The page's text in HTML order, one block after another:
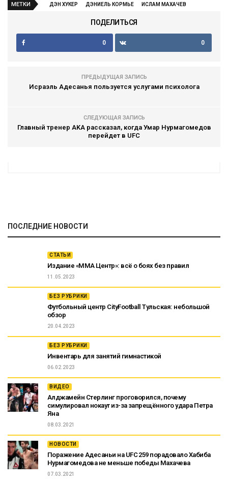
МЕТКИ ДЭН ХУКЕР ДЭНИЕЛЬ КОРМЬЕ ИСЛАМ МАХАЧЕВ
ПОДЕЛИТЬСЯ
0 0
ПРЕДЫДУЩАЯ ЗАПИСЬ
Исраэль Адесанья пользуется услугами психолога
СЛЕДУЮЩАЯ ЗАПИСЬ
Главный тренер AKA рассказал, когда Умар Нурмагомедов
перейдет в UFC
ПОСЛЕДНИЕ НОВОСТИ
СТАТЬИ
Издание «ММА Центр»: всё о боях без правил
11.05.2023
БЕЗ РУБРИКИ
Футбольный центр CityFootball Тульская: небольшой
обзор
20.04.2023
БЕЗ РУБРИКИ
Инвентарь для занятий гимнастикой
06.02.2023
ВИДЕО
Алджамейн Стерлинг проговорился, почему
симулировал нокаут из-за запрещённого удара Петра
Яна
08.03.2021
НОВОСТИ
Поражение Адесаньи на UFC 259 порадовало Хабиба
Нурмагомедова не меньше победы Махачева
07.03.2021